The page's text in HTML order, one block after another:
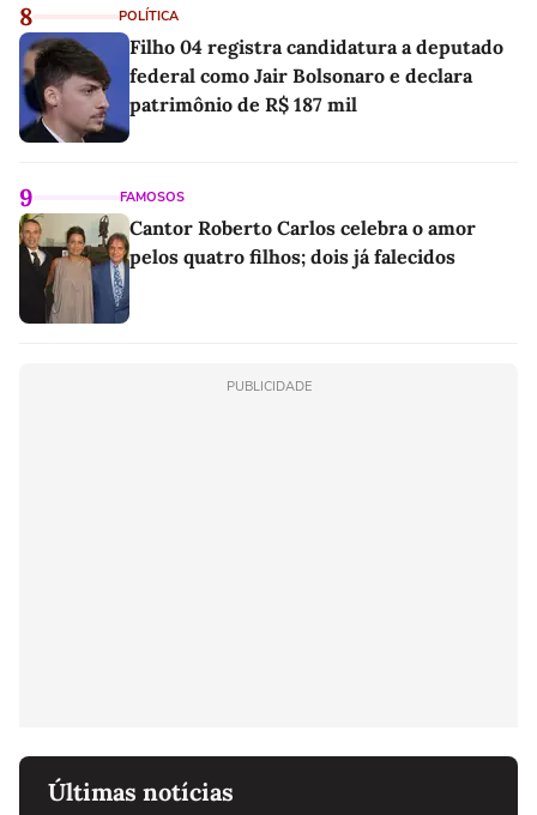
8 POLÍTICA
Filho 04 registra candidatura a deputado
federal como Jair Bolsonaro e declara
patrimônio de R$ 187 mil
9 FAMOSOS
Cantor Roberto Carlos celebra o amor
pelos quatro filhos; dois já falecidos
PUBLICIDADE
Últimas notícias